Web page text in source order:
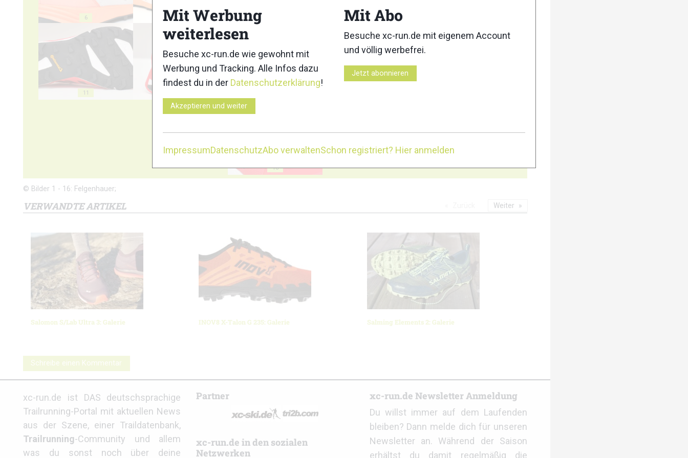
6 9
11
16
© Bilder 1 - 16: Felgenhauer;
VERWANDTE ARTIKEL
Salomon S/Lab Ultra 3: Galerie INOV8 X-Talon G 235: Galerie Salming Elements 2: Galerie
Weiter
Schreibe einen Kommentar
xc-run.de ist DAS deutschsprachige
Trailrunning-Portal mit aktuellen News
aus der Szene, einer Traildatenbank,
Trailrunning-Community und allem
was du sonst noch über deine
Partner
xc-run.de in den sozialen
Netzwerken
xc-run.de Newsletter Anmeldung
Du willst immer auf dem Laufenden
bleiben? Dann melde dich für unseren
Newsletter an. Während der Saison
erhältst du damit regelmäßig die
Mit Werbung
weiterlesen
Besuche xc-run.de wie gewohnt mit
Werbung und Tracking. Alle Infos dazu
findest du in der Datenschutzerklärung!
Akzeptieren und weiter
Mit Abo
Besuche xc-run.de mit eigenem Account
und völlig werbefrei.
Jetzt abonnieren
ImpressumDatenschutzAbo verwaltenSchon registriert? Hier anmelden